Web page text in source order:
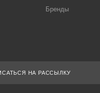
Бренды
НА РАССЫЛКУ